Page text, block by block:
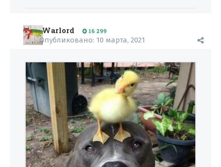
Warlord 16 299
Опубликовано: 10 марта, 2021